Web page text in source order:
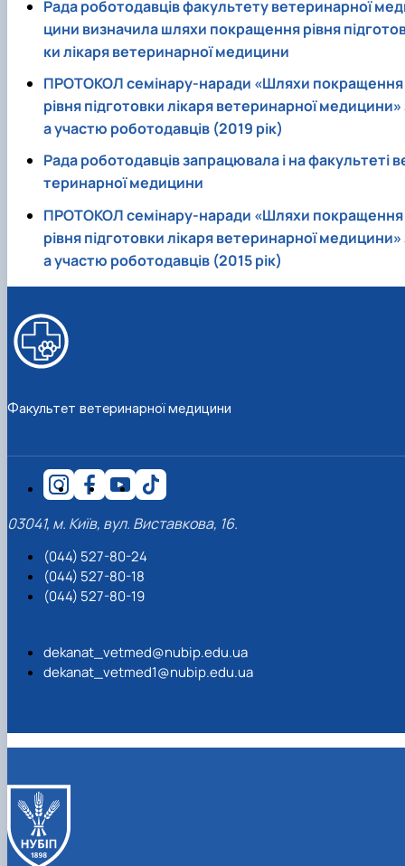
НОВИНИ
факультетом ветеринарної медицини …
Скринька довіри
Вступ 2022 рік
Вступ 2021 рік
Вступ 2020 рік
Вступ 2019 рік
Вступ 2018 рік
Рада роботодавців факультету ветеринарної
цини визначила шляхи покращення рівня
ки лікаря ветеринарної медицини
ПРОТОКОЛ семінару-наради «Шляхи покращення
рівня підготовки лікаря ветеринарної медицини»
а участю роботодавців (2019 рік)
Рада роботодавців запрацювала і на факультеті
теринарної медицини
ПРОТОКОЛ семінару-наради «Шляхи покращення
рівня підготовки лікаря ветеринарної медицини»
а участю роботодавців (2015 рік)
Факультет ветеринарної медицини
03041, м. Київ, вул. Виставкова, 16.
(044) 527-80-24
(044) 527-80-18
(044) 527-80-19
dekanat_vetmed@nubip.edu.ua
dekanat_vetmed1@nubip.edu.ua